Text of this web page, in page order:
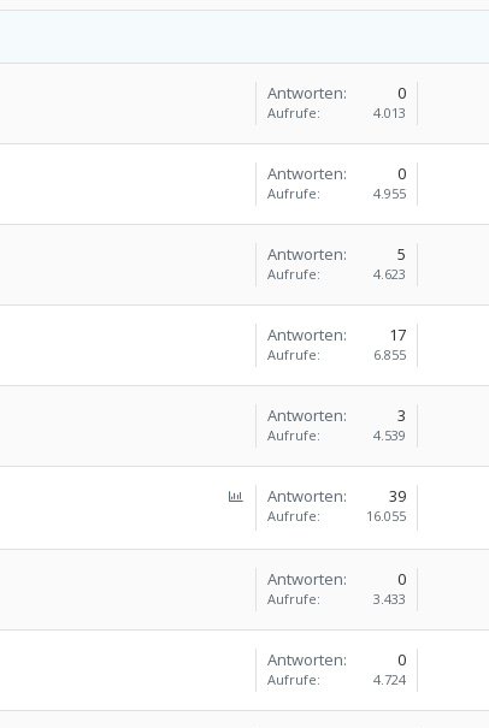
Antworten 0
Aufrufe 4.013
Antworten 0
Aufrufe 4.955
Antworten 5
Aufrufe 4.623
Antworten 17
Aufrufe 6.855
Antworten 3
Aufrufe 4.539
Antworten 39
Aufrufe 16.055
Antworten 0
Aufrufe 3.433
Antworten 0
Aufrufe 4.724